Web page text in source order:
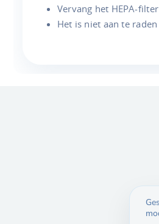
Vervang het HEPA-
Het is niet aan te